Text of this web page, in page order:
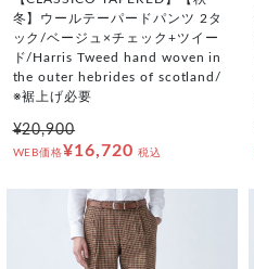
冬】ウールテーパードパンツ 2タ
ック/ベージュ×チェック+ツイー
ド/Harris Tweed hand woven in
the outer hebrides of scotland/
※裾上げ必要
¥20,900
WEB価格¥16,720 税込